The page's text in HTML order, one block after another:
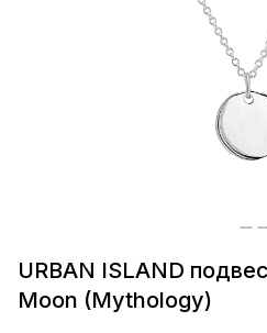
URBAN ISLAND
Moon (Mythology)